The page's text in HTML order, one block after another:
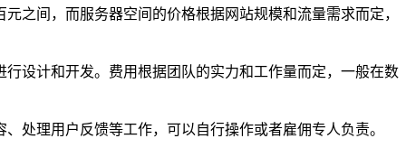
之间，而服务器空间的价格根据网站规模和流量需求而定，
设计和开发。费用根据团队的实力和工作量而定，一般在数
处理用户反馈等工作，可以自行操作或者雇佣专人负责。